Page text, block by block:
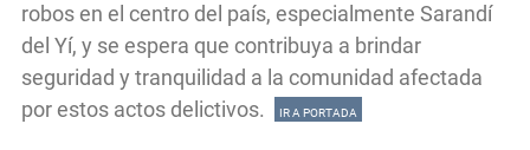
robos en el centro del país, especialmente Sarandí
del Yí, y se espera que contribuya a brindar
seguridad y tranquilidad a la comunidad afectada
por estos actos delictivos.
IR A PORTADA